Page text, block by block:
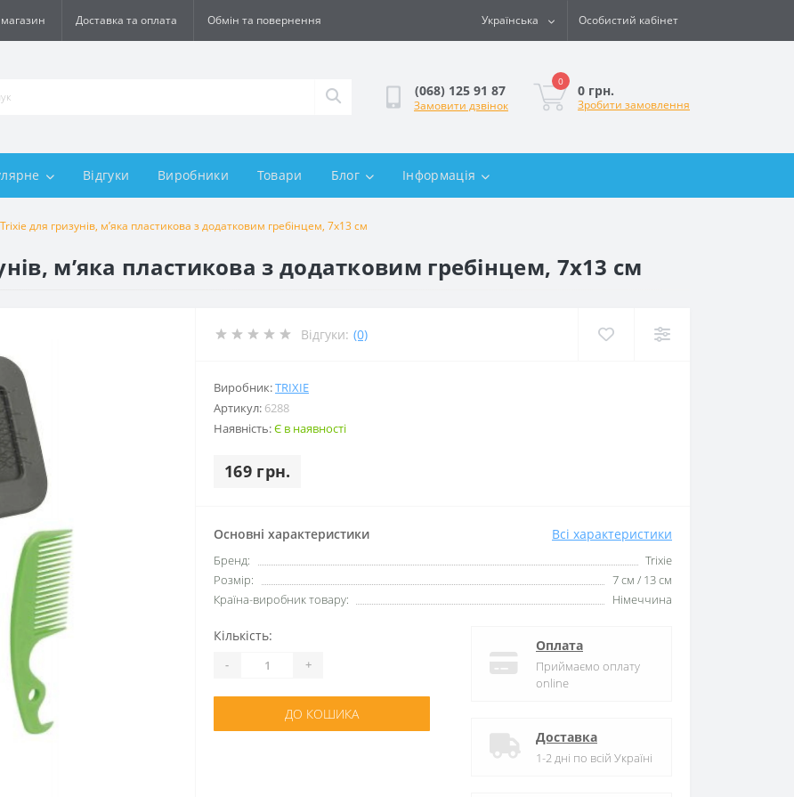
Доставка та оплата Обмін та повернення Українська Особистий кабінет
(068) 125 91 87
Замовити дзвінок
0
0 грн.
Зробити замовлення
Відгуки Виробники Товари Блог Інформація
для гризунів, м’яка пластикова з додатковим гребінцем, 7х13 см
м’яка пластикова з додатковим гребінцем, 7х13 см
Відгуки: (0)
Виробник:TRIXIE
Артикул: 6288
Наявність:Є в наявності
169 грн.
Основні характеристики Всі характеристики
Бренд:
Trixie
Розмір:
7 см / 13 см
Країна-виробник товару:
Нiмеччина
Кількість:
- +
ДО КОШИКА
Оплата
Приймаємо оплату
online
Доставка
1-2 дні по всій Україні